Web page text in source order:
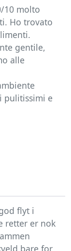
10 molto
Ho trovato
gentile,
alle
pulitissimi e
flyt i
retter er nok
bare for